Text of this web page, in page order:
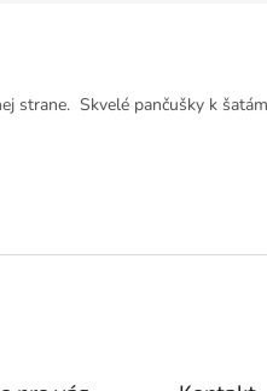
strane. Skvelé pančušky k